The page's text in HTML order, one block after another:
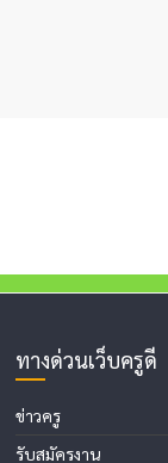
ทางด่วนเว็บครูดี
ข่าวครู
รับสมัครงาน